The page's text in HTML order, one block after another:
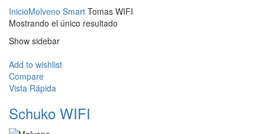
InicioMolveno Smart Tomas WIFI
Mostrando el único resultado
Show sidebar
Add to wishlist
Compare
Vista Rápida
Schuko WIFI